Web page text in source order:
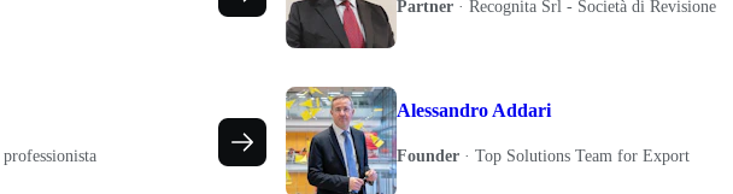
Partner · Recognita Srl - Società di Revisione
Alessandro Addari
Founder · Top Solutions Team for Export